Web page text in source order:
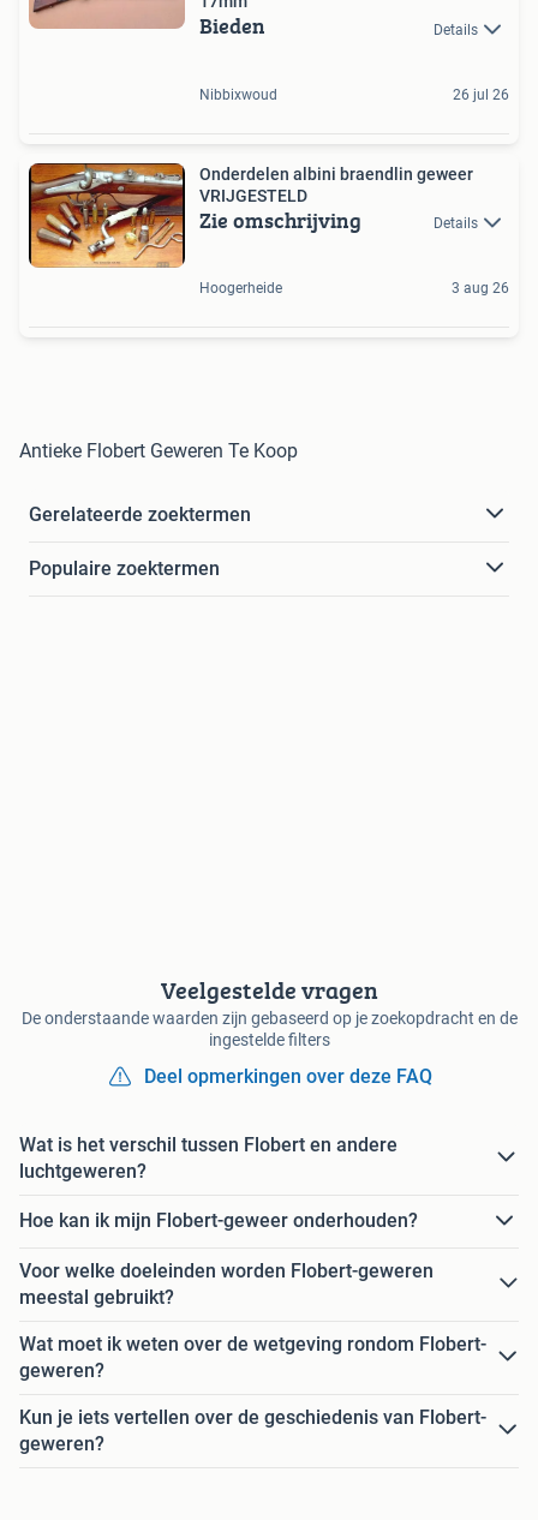
Bieden Details
Nibbixwoud 26 jul 26
Onderdelen albini braendlin geweer
VRIJGESTELD
Zie omschrijving Details
Hoogerheide 3 aug 26
Antieke Flobert Geweren Te Koop
Gerelateerde zoektermen
Populaire zoektermen
Veelgestelde vragen
De onderstaande waarden zijn gebaseerd op je zoekopdracht en de
ingestelde filters
Deel opmerkingen over deze FAQ
Wat is het verschil tussen Flobert en andere
luchtgeweren?
Hoe kan ik mijn Flobert-geweer onderhouden?
Voor welke doeleinden worden Flobert-geweren
meestal gebruikt?
Wat moet ik weten over de wetgeving rondom Flobert-
geweren?
Kun je iets vertellen over de geschiedenis van Flobert-
geweren?